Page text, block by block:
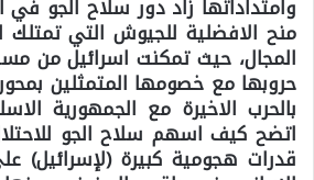
وامتداداتها زاد دور سلاح الجو في
منح الافضلية للجيوش التي
المجال، حيث تمكنت اسرائيل من
حروبها مع خصومها المتمثلين بمحور
بالحرب الاخيرة مع الجمهورية
اتضح كيف اسهم سلاح الجو
قدرات هجومية كبيرة (لإسرائيل)